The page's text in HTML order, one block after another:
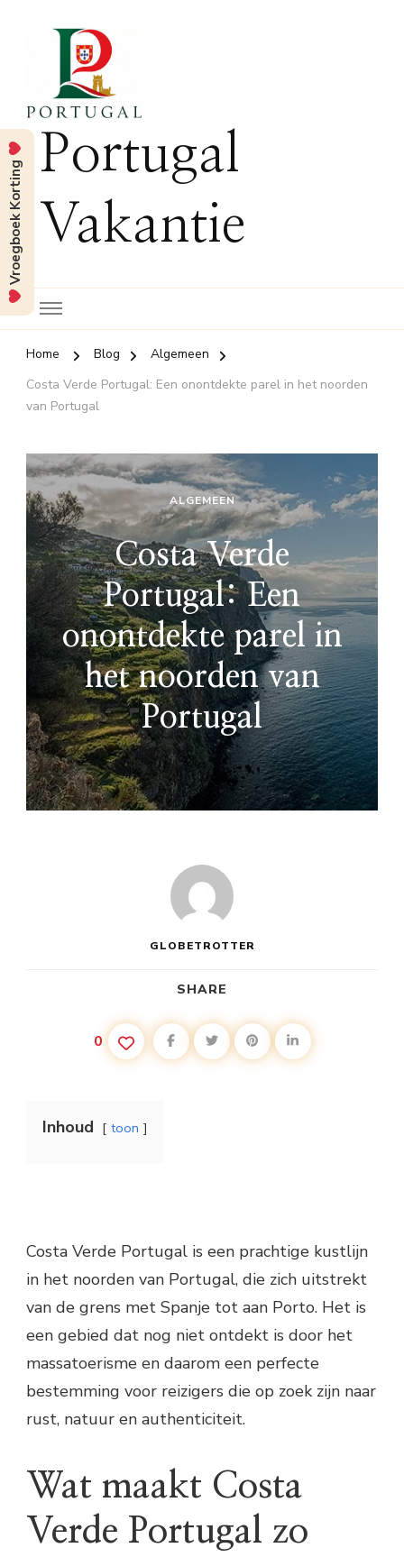
Portugal
Vakantie
Home Blog
Algemeen
Costa Verde Portugal: Een onontdekte parel in het noorden
van Portugal
ALGEMEEN
Costa Verde
Portugal: Een
onontdekte parel in
het noorden van
Portugal
GLOBETROTTER
SHARE
0
Inhoud toon
Costa Verde Portugal is een prachtige kustlijn
in het noorden van Portugal, die zich uitstrekt
van de grens met Spanje tot aan Porto. Het is
een gebied dat nog niet ontdekt is door het
massatoerisme en daarom een perfecte
bestemming voor reizigers die op zoek zijn naar
rust, natuur en authenticiteit.
Wat maakt Costa
Verde Portugal zo
Vroegboek Korting